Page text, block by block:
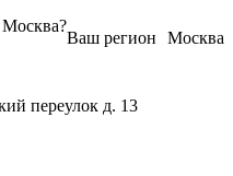
Москва
Ваш регион
Москва?
переулок д. 13